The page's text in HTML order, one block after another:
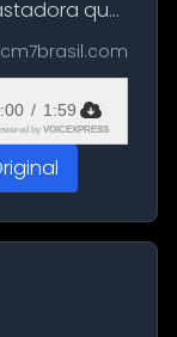
que
jovens na
passeio
cm7brasil.com
/ 1:59
by VOICEXPRESS